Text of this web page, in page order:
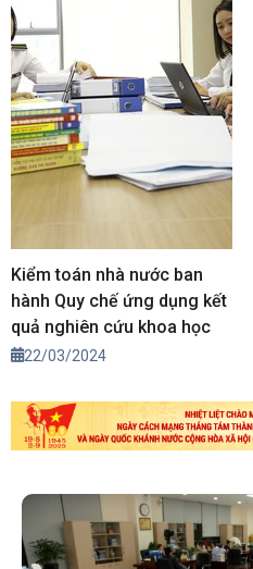
Kiểm toán nhà nước ban
hành Quy chế ứng dụng kết
quả nghiên cứu khoa học
22/03/2024